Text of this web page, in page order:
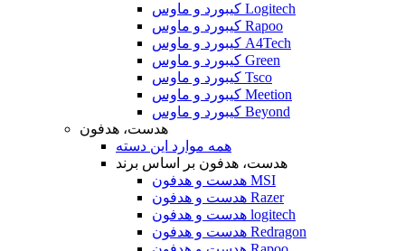
کیبورد و ماوس Logitech
کیبورد و ماوس Rapoo
کیبورد و ماوس A4Tech
کیبورد و ماوس Green
کیبورد و ماوس Tsco
کیبورد و ماوس Meetion
کیبورد و ماوس Beyond
هدست، هدفون
همه موارد این دسته
هدست، هدفون بر اساس برند
هدست و هدفون MSI
هدست و هدفون Razer
هدست و هدفون logitech
هدست و هدفون Redragon